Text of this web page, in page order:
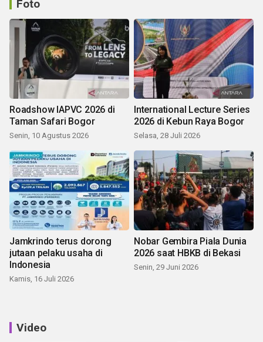
Foto
Roadshow IAPVC 2026 di
Taman Safari Bogor
Senin, 10 Agustus 2026
International Lecture Series
2026 di Kebun Raya Bogor
Selasa, 28 Juli 2026
Jamkrindo terus dorong
jutaan pelaku usaha di
Indonesia
Kamis, 16 Juli 2026
Nobar Gembira Piala Dunia
2026 saat HBKB di Bekasi
Senin, 29 Juni 2026
Video